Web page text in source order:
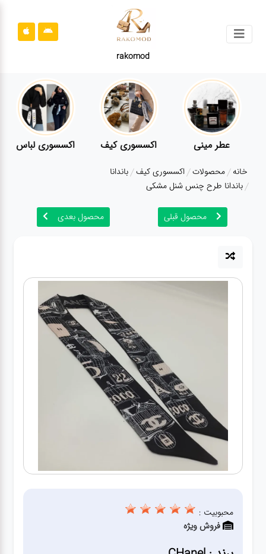
rakomod
محصولات
قوانین
سایت
درباره
زنانه
اکسسوری
کیف
عطر مینی اکسسوری کیف اکسسوری لباس
خانه محصولات اکسسوری کیف باندانا
باندانا طرح چنس شنل مشکی
محصول قبلی محصول بعدی
محبوبیت :
فروش ویژه